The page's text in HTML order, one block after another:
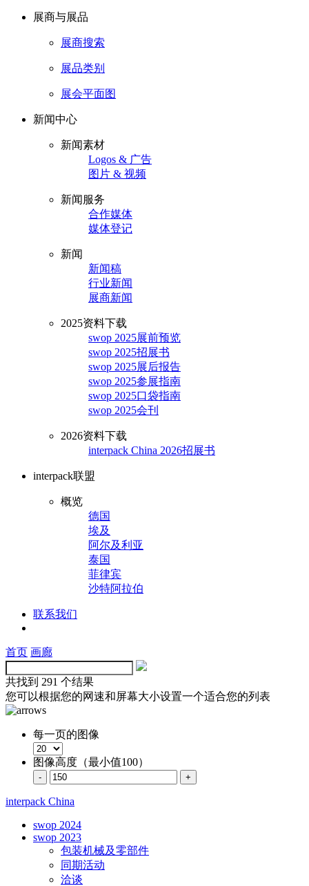
展商与展品
展商搜索
展品类别
展会平面图
新闻中心
新闻素材
Logos & 广告
图片 & 视频
新闻服务
合作媒体
媒体登记
新闻
新闻稿
行业新闻
展商新闻
2025资料下载
swop 2025展前预览
swop 2025招展书
swop 2025展后报告
swop 2025参展指南
swop 2025口袋指南
swop 2025会刊
2026资料下载
interpack China 2026招展书
interpack联盟
概览
德国
埃及
阿尔及利亚
泰国
菲律宾
沙特阿拉伯
联系我们
首页 画廊
共找到 291 个结果
您可以根据您的网速和屏幕大小设置一个适合您的列表
每一页的图像
图像高度（最小值100）
interpack China
swop 2024
swop 2023
包装机械及零部件
同期活动
洽谈